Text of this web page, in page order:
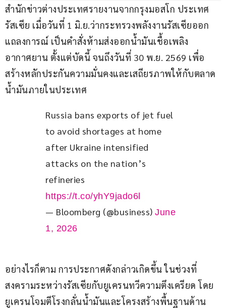
สำนักข่าวต่างประเทศรายงานจากกรุงมอสโก ประเทศ
รัสเซีย เมื่อวันที่ 1 มิ.ย.ว่ากระทรวงพลังงานรัสเซียออก
แถลงการณ์ เป็นคำสั่งห้ามส่งออกน้ำมันเชื้อเพลิง
อากาศยาน ตั้งแต่บัดนี้ จนถึงวันที่ 30 พ.ย. 2569 เพื่อ
สร้างหลักประกันความมั่นคงและเสถียรภาพให้กับตลาด
น้ำมันภายในประเทศ
Russia bans exports of jet fuel
to avoid shortages at home
after Ukraine intensified
attacks on the nation’s
refineries
https://t.co/yhY9jado6l
— Bloomberg (@business) June
1, 2026
อย่างไรก็ตาม การประกาศดังกล่าวเกิดขึ้น ในช่วงที่
สงครามระหว่างรัสเซียกับยูเครนทวีความตึงเครียด โดย
ยูเครนโจมตีโรงกลั่นน้ำมันและโครงสร้างพื้นฐานด้าน